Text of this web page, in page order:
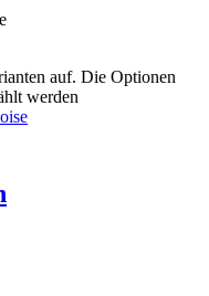
auf. Die Optionen
werden